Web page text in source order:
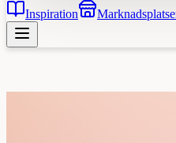
Inspiration